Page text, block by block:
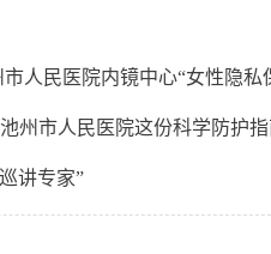
人民医院内镜中心“女性隐私
州市人民医院这份科学防护指
讲专家”